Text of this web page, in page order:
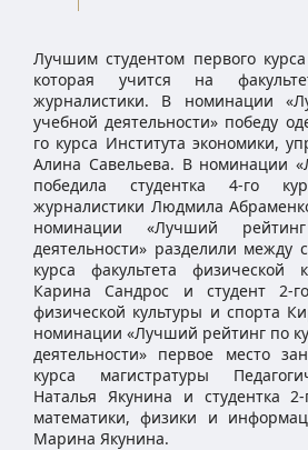
Лучшим студентом первого
которая учится на
журналистики. В номинации
учебной деятельности» победу
го курса Института экономики,
Алина Савельева. В номинации
победила студентка 4-го
журналистики Людмила
номинации «Лучший
деятельности» разделили между
курса факультета физической
Карина Сандрос и студент 2-
физической культуры и спорта
номинации «Лучший рейтинг по
деятельности» первое место
курса магистратуры
Наталья Якунина и студентка 2-
математики, физики и
Марина Якунина.